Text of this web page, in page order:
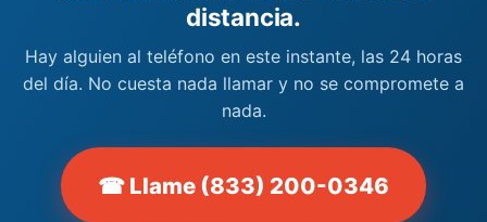
distancia.
Hay alguien al teléfono en este instante, las 24 horas
del día. No cuesta nada llamar y no se compromete a
nada.
☎ Llame (833) 200-0346